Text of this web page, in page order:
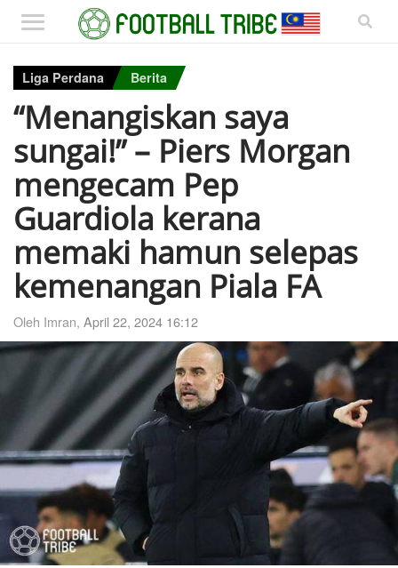
Liga Perdana Berita
“Menangiskan saya
sungai!” – Piers Morgan
mengecam Pep
Guardiola kerana
memaki hamun selepas
kemenangan Piala FA
Oleh Imran, April 22, 2024 16:12